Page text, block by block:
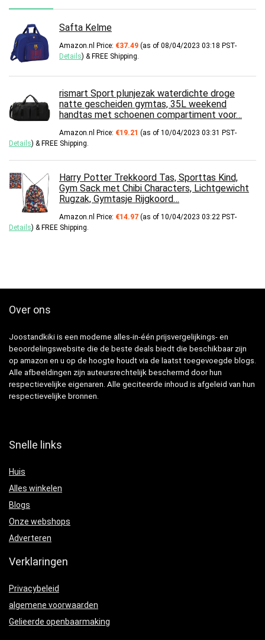
Safta Kelme
Amazon.nl Price: €37.49 (as of 08/04/2023 03:18 PST-
Details) & FREE Shipping
rismart Sport plunjezak waterdichte droge
natte gescheiden gymtas, 35L weekend
handtas met schoenen compartiment voor…
Amazon.nl Price: €19.21 (as of 10/04/2023 03:31 PST-
Details) & FREE Shipping
Harry Potter Trekkoord Tas, Sporttas Kind,
Gym Sack met Chibi Characters, Lichtgewicht
Rugzak, Gymtasje Rijgkoord…
Amazon.nl Price: €14.97 (as of 10/04/2023 03:22 PST-
Details) & FREE Shipping
Over ons
Joostandkiki is een moderne alles-in-één prijsvergelijkings- en
beoordelingswebsite die de beste deals biedt die beschikbaar zijn
op amazon en u op de hoogte houdt via de laatst toegevoegde blogs.
Alle afbeeldingen zijn auteursrechtelijk beschermd door hun
respectievelijke eigenaren. Alle geciteerde inhoud is afgeleid van hun
respectievelijke bronnen.
Snelle links
Huis
Alles winkelen
Blogs
Onze webshops
Adverteren
Verklaringen
Privacybeleid
algemene voorwaarden
Gelieerde openbaarmaking